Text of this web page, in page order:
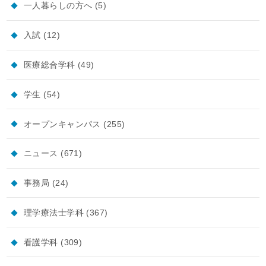
一人暮らしの方へ (5)
入試 (12)
医療総合学科 (49)
学生 (54)
オープンキャンパス (255)
ニュース (671)
事務局 (24)
理学療法士学科 (367)
看護学科 (309)